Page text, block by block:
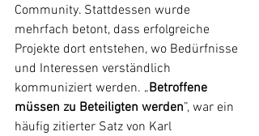
Community. Stattdessen wurde
mehrfach betont, dass erfolgreiche
Projekte dort entstehen, wo Bedürfnisse
und Interessen verständlich
kommuniziert werden. „Betroffene
müssen zu Beteiligten werden”, war ein
häufig zitierter Satz von Karl